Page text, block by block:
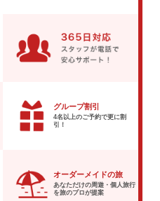
グループ割引
4名以上のご予約で更に割
引！
オーダーメイドの旅
あなただけの周遊・個人旅行
を旅のプロが提案